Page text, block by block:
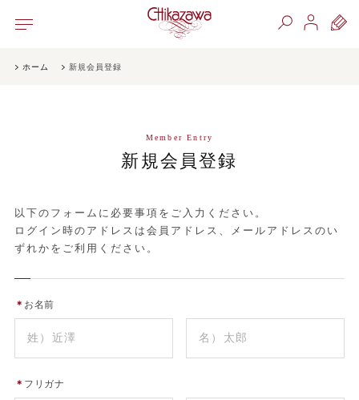
ホーム 新規会員登録
Member Entry
新規会員登録
以下のフォームに必要事項をご入力ください。
ログイン時のアドレスは会員アドレス、メールアドレスのい
ずれかをご利用ください。
＊ お名前
＊ フリガナ